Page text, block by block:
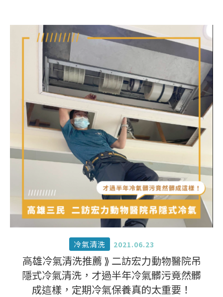
冷氣清洗 2021.06.23
高雄冷氣清洗推薦 ⟫ 二訪宏力動物醫院吊
隱式冷氣清洗，才過半年冷氣髒污竟然髒
成這樣，定期冷氣保養真的太重要！